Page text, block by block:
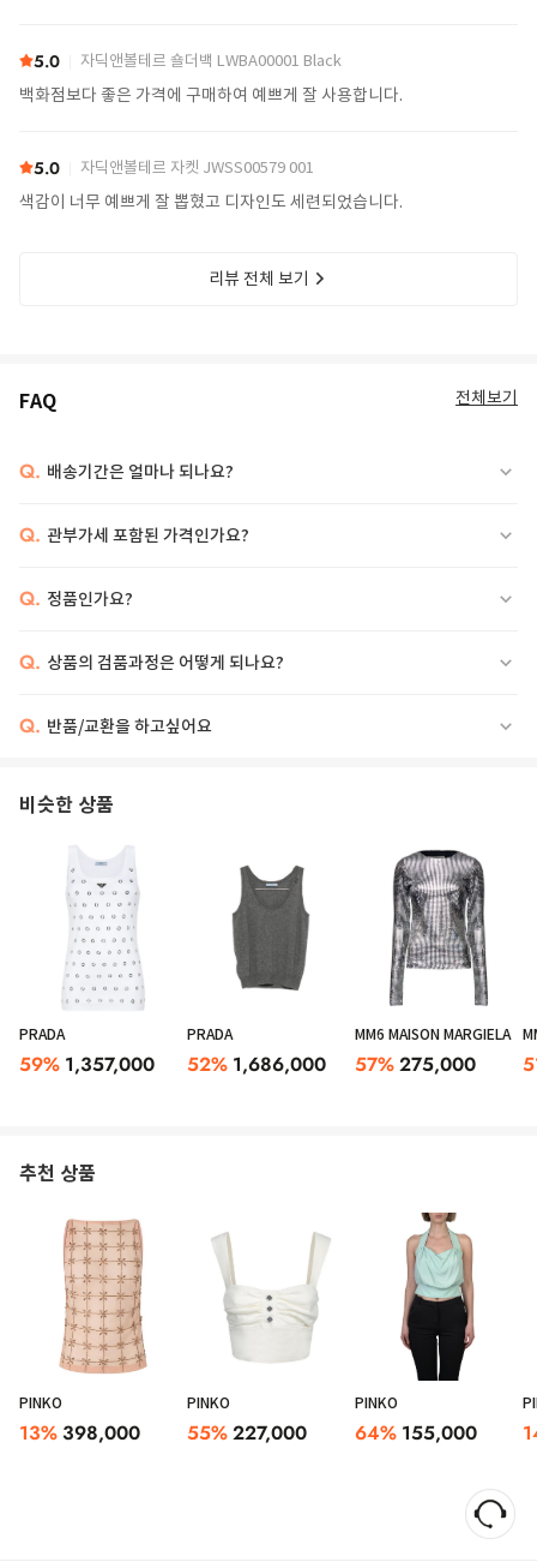
US SIZE
5.0 자딕앤볼테르 숄더백 LWBA00001 Black
백화점보다 좋은 가격에 구매하여 예쁘게 잘 사용합니다.
5.0 자딕앤볼테르 자켓 JWSS00579 001
색감이 너무 예쁘게 잘 뽑혔고 디자인도 세련되었습니다.
리뷰 전체 보기
FAQ 전체보기
Q. 배송기간은 얼마나 되나요?
Q. 관부가세 포함된 가격인가요?
Q. 정품인가요?
Q. 상품의 검품과정은 어떻게 되나요?
Q. 반품/교환을 하고싶어요
비슷한 상품
PRADA
59% 1,357,000
PRADA
52% 1,686,000
MM6 MAISON MARGIELA
57%275,000
추천 상품
PINKO
13% 398,000
PINKO
55%227,000
PINKO
64% 155,000